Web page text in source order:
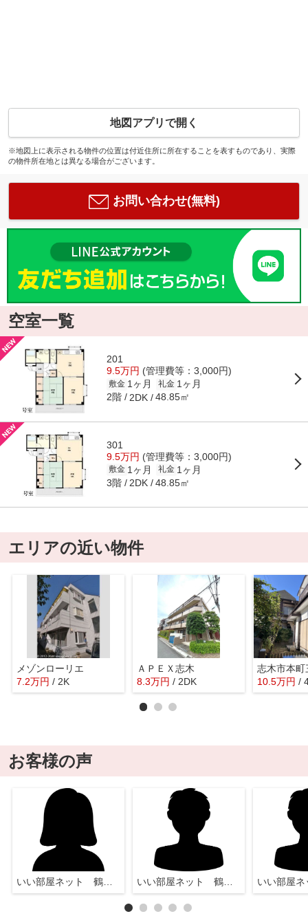
地図アプリで開く
※地図上に表示される物件の位置は付近住所に所在することを表すものであり、実際
の物件所在地とは異なる場合がございます。
お問い合わせ(無料)
空室一覧
201
9.5万円 (管理費等：3,000円)
敷金 1ヶ月 礼金 1ヶ月
2階 2DK 48.85㎡
301
9.5万円 (管理費等：3,000円)
敷金 1ヶ月 礼金 1ヶ月
3階 2DK 48.85㎡
エリアの近い物件
メゾンローリエ
7.2万円 / 2K
ＡＰＥＸ志木
8.3万円 / 2DK
志木市本町
10.5万円 /
お客様の声
いい部屋ネット 鶴瀬店 いい部屋ネット 鶴瀬店